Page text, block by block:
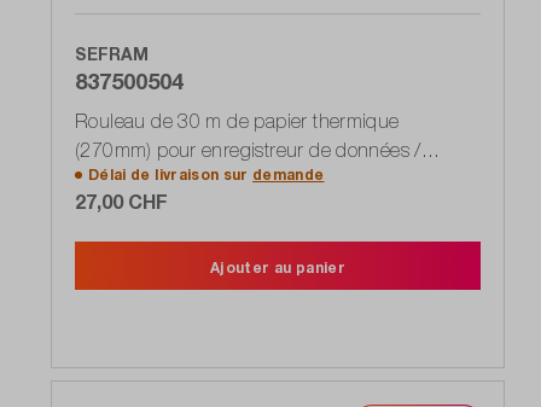
SEFRAM
837500504
Rouleau de 30 m de papier thermique
(270mm) pour enregistreur de données /
enregistreur 8460
Délai de livraison sur demande
27,00 CHF
Ajouter au panier